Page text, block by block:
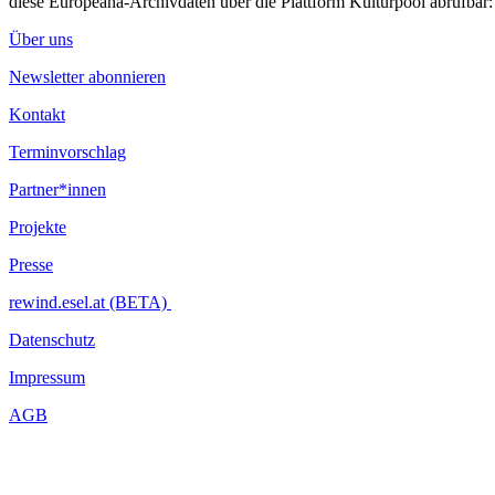
Über uns
Newsletter abonnieren
Kontakt
Terminvorschlag
Partner*innen
Projekte
Presse
rewind.esel.at (BETA)
Datenschutz
Impressum
AGB